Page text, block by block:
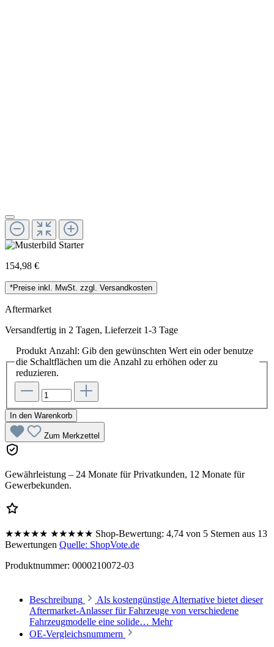
154,98 €
*Preise inkl. MwSt. zzgl. Versandkosten
Aftermarket
Versandfertig in 2 Tagen, Lieferzeit 1-3 Tage
Produkt Anzahl: Gib den gewünschten Wert ein oder benutze
die Schaltflächen um die Anzahl zu erhöhen oder zu
reduzieren.
In den Warenkorb
Zum Merkzettel
Gewährleistung – 24 Monate für Privatkunden, 12 Monate für
Gewerbekunden.
★★★★★ ★★★★★ Shop-Bewertung: 4,74 von 5 Sternen aus 13
Bewertungen Quelle: ShopVote.de
Produktnummer: 0000210072-03
Beschreibung
Als kostengünstige Alternative bietet dieser
Aftermarket-Anlasser für Fahrzeuge von verschiedene
Fahrzeugmodelle eine solide… Mehr
OE-Vergleichsnummern